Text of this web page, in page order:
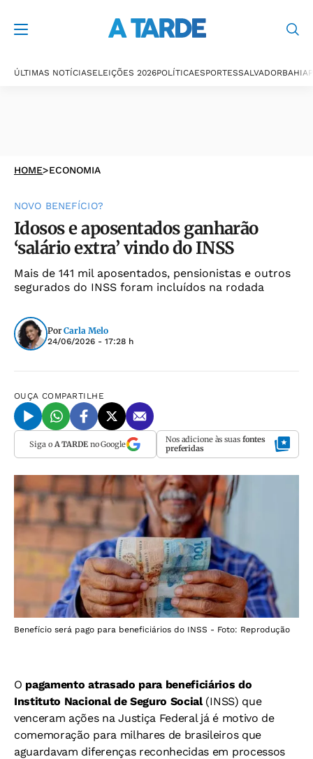
ÚLTIMAS NOTÍCIASELEIÇÕES 2026POLÍTICAESPORTESSALVADORBAHIA
HOME>ECONOMIA
NOVO BENEFÍCIO?
Idosos e aposentados ganharão
‘salário extra’ vindo do INSS
Mais de 141 mil aposentados, pensionistas e outros
segurados do INSS foram incluídos na rodada
Por Carla Melo
24/06/2026 - 17:28 h
OUÇA COMPARTILHE
Siga o A TARDEno Google Nos adicione às suas fontes
preferidas
Benefício será pago para beneficiários do INSS - Foto: Reprodução
O pagamento atrasado para beneficiários do
Instituto Nacional de Seguro Social(INSS) que
venceram ações na Justiça Federal já é motivo de
comemoração para milhares de brasileiros que
aguardavam diferenças reconhecidas em processos